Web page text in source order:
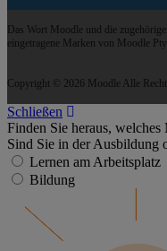
Das Wort Moodle und die
eingetragene Marken von Moodle
Copyright © 2026 Moodle Alle
Schließen
Finden Sie heraus,
Sind Sie in der Ausbildung
Lernen am Arbeitsplatz
Bildung